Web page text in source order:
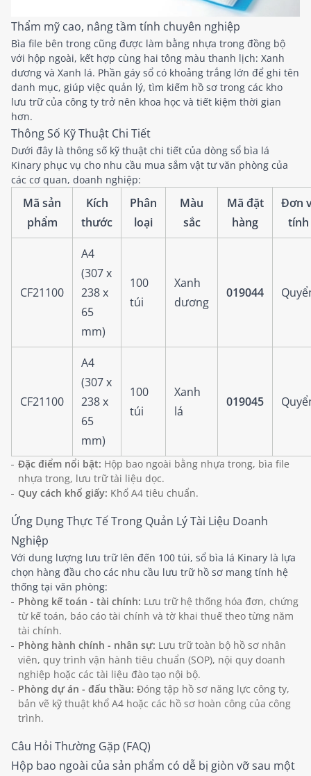
Thẩm mỹ cao, nâng tầm tính chuyên nghiệp
Bìa file bên trong cũng được làm bằng nhựa trong đồng bộ
với hộp ngoài, kết hợp cùng hai tông màu thanh lịch: Xanh
dương và Xanh lá. Phần gáy sổ có khoảng trắng lớn để ghi tên
danh mục, giúp việc quản lý, tìm kiếm hồ sơ trong các kho
lưu trữ của công ty trở nên khoa học và tiết kiệm thời gian
hơn.
Thông Số Kỹ Thuật Chi Tiết
Dưới đây là thông số kỹ thuật chi tiết của dòng sổ bìa lá
Kinary phục vụ cho nhu cầu mua sắm vật tư văn phòng của
các cơ quan, doanh nghiệp:
Mã sản
phẩm
Kích
thước
Phân
loại
Màu
sắc
Mã đặt
hàng
Đơn
tính
CF21100
A4
(307 x
238 x
65
mm)
100
túi
Xanh
dương
019044
CF21100
A4
(307 x
238 x
65
mm)
100
túi
Xanh
lá
019045
Đặc điểm nổi bật: Hộp bao ngoài bằng nhựa trong, bìa file
nhựa trong, lưu trữ tài liệu dọc.
Quy cách khổ giấy: Khổ A4 tiêu chuẩn.
Ứng Dụng Thực Tế Trong Quản Lý Tài Liệu Doanh
Nghiệp
Với dung lượng lưu trữ lên đến 100 túi, sổ bìa lá Kinary là lựa
chọn hàng đầu cho các nhu cầu lưu trữ hồ sơ mang tính hệ
thống tại văn phòng:
Phòng kế toán - tài chính: Lưu trữ hệ thống hóa đơn, chứng
từ kế toán, báo cáo tài chính và tờ khai thuế theo từng năm
tài chính.
Phòng hành chính - nhân sự: Lưu trữ toàn bộ hồ sơ nhân
viên, quy trình vận hành tiêu chuẩn (SOP), nội quy doanh
nghiệp hoặc các tài liệu đào tạo nội bộ.
Phòng dự án - đấu thầu: Đóng tập hồ sơ năng lực công ty,
bản vẽ kỹ thuật khổ A4 hoặc các hồ sơ hoàn công của công
trình.
Câu Hỏi Thường Gặp (FAQ)
Hộp bao ngoài của sản phẩm có dễ bị giòn vỡ sau một